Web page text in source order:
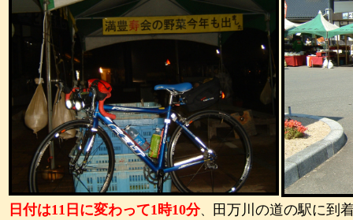
日付は11 日に変わって1時10分、
田万川の道の駅に到